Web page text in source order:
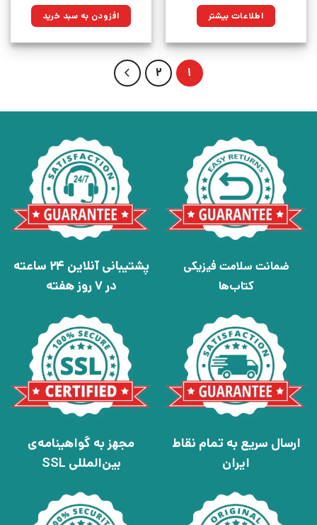
اطلاعات بیشتر ۴۶۰,۰۰۰تومان
بود.
۳۴۷,۳۰۰تومان.افزودن به سبد خرید
1
2
ضمانت سلامت فیزیکی
کتاب‌ها
پشتیبانی آنلاین 24 ساعته
در 7 روز هفته
ارسال سریع به تمام نقاط
ایران
مجهز به گواهینامه‌ی
بین‌المللی SSL